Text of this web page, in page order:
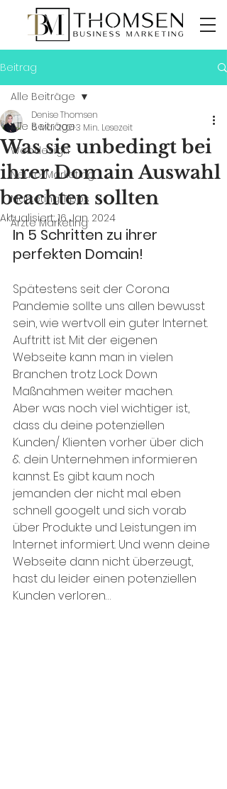
Beitrag
Alle Beiträge
Webdesign
Neuro-Marketing
Marketing Tipps
Ärzte Marketing
Alle Beiträge
Was sie unbedingt bei
ihrer Domain Auswahl
beachten sollten
Denise Thomsen
6. Mai 20213 Min. Lesezeit
Aktualisiert:16. Jan. 2024
In 5 Schritten zu ihrer
perfekten Domain!
Spätestens seit der Corona
Pandemie sollte uns allen bewusst
sein, wie wertvoll ein guter Internet.
Auftritt ist. Mit der eigenen
Webseite kann man in vielen
Branchen trotz Lock Down
Maßnahmen weiter machen.
Aber was noch viel wichtiger ist,
dass du deine potenziellen
Kunden/ Klienten vorher über dich
& dein Unternehmen informieren
kannst. Es gibt kaum noch
jemanden der nicht mal eben
schnell googelt und sich vorab
über Produkte und Leistungen im
Internet informiert. Und wenn deine
Webseite dann nicht überzeugt,
hast du leider einen potenziellen
Kunden verloren…